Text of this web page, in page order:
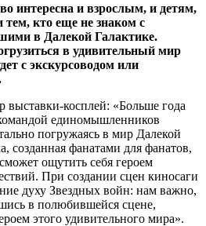
интересна и взрослым, и детям,
кто еще не знаком с
в Далекой Галактике.
в удивительный мир
с экскурсоводом или
выставки-косплей: «Больше года
единомышленников
погружаясь в мир Далекой
созданная фанатами для фанатов,
ощутить себя героем
При создании сцен киносаги
духу Звездных войн: нам важно,
в полюбившейся сцене,
этого удивительного мира».